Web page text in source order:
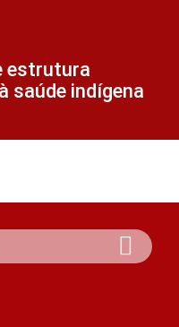
estrutura
saúde indígena